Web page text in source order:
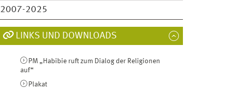
2007-2025
LINKS UND DOWNLOADS
PM „Habibie ruft zum Dialog der Religionen
auf“
Plakat